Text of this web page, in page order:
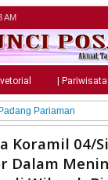
AM
| Pariwisata
Pariaman
Koramil 04/
Dalam